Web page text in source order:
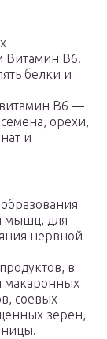
Витамин В6.
белки и
витамин В6 —
орехи,
и
мышц, для
нервной
в
макаронных
соевых
зерен,